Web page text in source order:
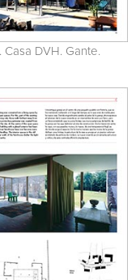
DVH. Gante.